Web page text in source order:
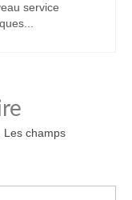
service
Les champs